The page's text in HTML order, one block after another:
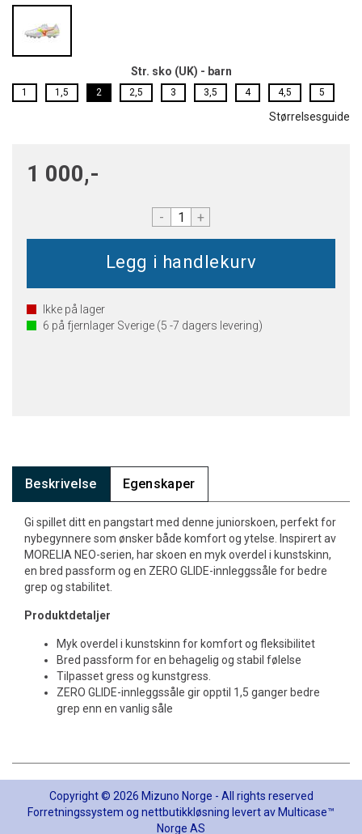
Str. sko (UK) - barn
1 1,5 2 2,5 3 3,5 4 4,5 5
Størrelsesguide
1 000,-
- +
Ikke på lager
6 på fjernlager Sverige (5 -7 dagers levering)
Beskrivelse Egenskaper
Gi spillet ditt en pangstart med denne juniorskoen, perfekt for
nybegynnere som ønsker både komfort og ytelse. Inspirert av
MORELIA NEO-serien, har skoen en myk overdel i kunstskinn,
en bred passform og en ZERO GLIDE-innleggssåle for bedre
grep og stabilitet.
Produktdetaljer
Myk overdel i kunstskinn for komfort og fleksibilitet
Bred passform for en behagelig og stabil følelse
Tilpasset gress og kunstgress.
ZERO GLIDE-innleggssåle gir opptil 1,5 ganger bedre
grep enn en vanlig såle
Copyright © 2026 Mizuno Norge - All rights reserved
Forretningssystem og nettbutikkløsning levert av Multicase™
Norge AS